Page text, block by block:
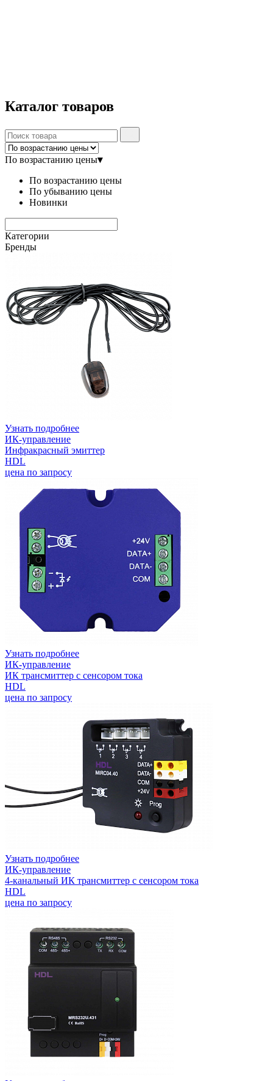
Каталог товаров
По возрастанию цены▾
По возрастанию цены
По убыванию цены
Новинки
Категории
Бренды
Узнать подробнее
ИК-управление
Инфракрасный эмиттер
HDL
цена по запросу
Узнать подробнее
ИК-управление
ИК трансмиттер с сенсором тока
HDL
цена по запросу
Узнать подробнее
ИК-управление
4-канальный ИК трансмиттер с сенсором тока
HDL
цена по запросу